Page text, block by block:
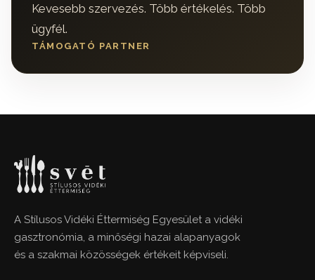
Kevesebb szervezés. Több értékelés. Több
ügyfél.
TÁMOGATÓ PARTNER
A Stílusos Vidéki Éttermiség Egyesület a vidéki
gasztronómia, a minőségi hazai alapanyagok
és a szakmai közösségek értékeit képviseli.